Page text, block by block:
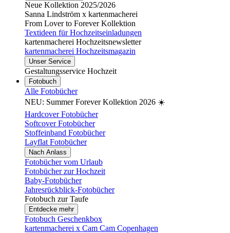
Neue Kollektion 2025/2026
Sanna Lindström x kartenmacherei
From Lover to Forever Kollektion
Textideen für Hochzeitseinladungen
kartenmacherei Hochzeitsnewsletter
kartenmacherei Hochzeitsmagazin
Unser Service
Gestaltungsservice Hochzeit
Fotobuch
Alle Fotobücher
NEU: Summer Forever Kollektion 2026 ☀️
Hardcover Fotobücher
Softcover Fotobücher
Stoffeinband Fotobücher
Layflat Fotobücher
Nach Anlass
Fotobücher vom Urlaub
Fotobücher zur Hochzeit
Baby-Fotobücher
Jahresrückblick-Fotobücher
Fotobuch zur Taufe
Entdecke mehr
Fotobuch Geschenkbox
kartenmacherei x Cam Cam Copenhagen